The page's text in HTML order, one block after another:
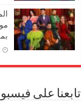
تابعنا على